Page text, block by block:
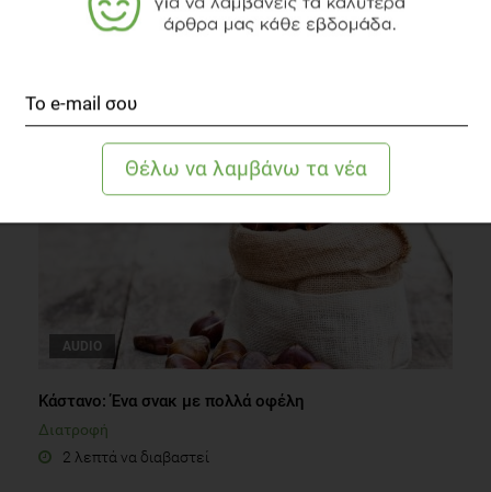
5 λεπτά να διαβαστεί
AUDIO
Κάστανο: Ένα σνακ με πολλά οφέλη
Διατροφή
2 λεπτά να διαβαστεί